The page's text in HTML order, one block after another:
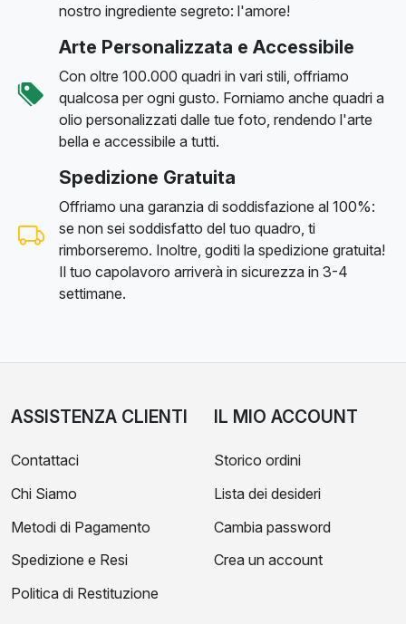
nostro ingrediente segreto: l'amore!
Arte Personalizzata e Accessibile
Con oltre 100.000 quadri in vari stili, offriamo
qualcosa per ogni gusto. Forniamo anche quadri a
olio personalizzati dalle tue foto, rendendo l'arte
bella e accessibile a tutti.
Spedizione Gratuita
Offriamo una garanzia di soddisfazione al 100%:
se non sei soddisfatto del tuo quadro, ti
rimborseremo. Inoltre, goditi la spedizione gratuita!
Il tuo capolavoro arriverà in sicurezza in 3-4
settimane.
ASSISTENZA CLIENTI
Contattaci
Chi Siamo
Metodi di Pagamento
Spedizione e Resi
Politica di Restituzione
IL MIO ACCOUNT
Storico ordini
Lista dei desideri
Cambia password
Crea un account